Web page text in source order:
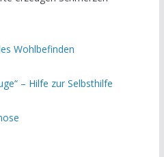
Wohlbefinden
– Hilfe zur Selbsthilfe